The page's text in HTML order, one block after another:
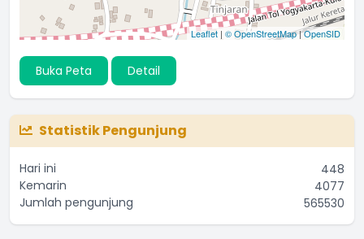
Leaflet | © OpenStreetMap|OpenSID
Buka Peta Detail
Statistik Pengunjung
Hari ini
448
Kemarin
4077
Jumlah pengunjung
565530